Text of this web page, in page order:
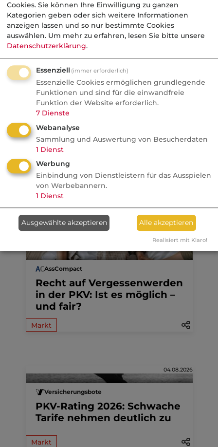
06.08.2026
DIE WELT
Krankenkassen sollen 220
Investments verloren haben
Markt
Nachrichten
GKV-Beiträge als Instrument
der Industriepolitik
AssCompact
Recht auf Vergessenwerden
in der PKV: Ist es möglich –
und fair?
Markt
04.08.2026
Versicherungsbote
PKV-Rating 2026: Schwache
Tarife nehmen deutlich zu
Markt
Cookies. Sie können Ihre Einwilligung zu ganzen
Kategorien geben oder sich weitere Informationen
anzeigen lassen und so nur bestimmte Cookies
auswählen. Um mehr zu erfahren, lesen Sie bitte unsere
Datenschutzerklärung.
Essenziell (immer erforderlich)
Essenzielle Cookies ermöglichen grundlegende
Funktionen und sind für die einwandfreie
Funktion der Website erforderlich.
7 Dienste
Webanalyse
Sammlung und Auswertung von Besucherdaten
1 Dienst
Werbung
Einbindung von Dienstleistern für das Ausspielen
von Werbebannern.
1 Dienst
Ausgewählte akzeptieren Alle akzeptieren
Realisiert mit Klaro!